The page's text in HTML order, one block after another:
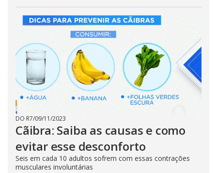
DO R7/09/11/2023
Cãibra: Saiba as causas e como
evitar esse desconforto
Seis em cada 10 adultos sofrem com essas contrações
musculares involuntárias